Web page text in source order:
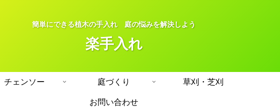
簡単にできる植木の手入れ 庭の悩みを解決しよう
楽手入れ
チェンソー 庭づくり 草刈・芝刈
お問い合わせ